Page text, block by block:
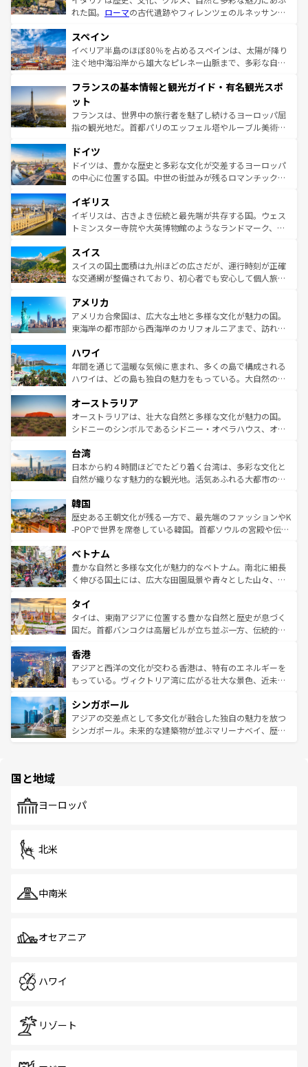
れた国。 ローマの古代遺跡やフィレンツェのルネッサンス
ろん、トスカーナの美しい田園風景やアマルフィ海岸の絶
景など、自然景観も見逃せない。観光の合間には、本場の
ピザやパスタなど、絶品のイタリア料理を堪能することも
ませてくれるイタリアで、忘れられない旅をしてみよう！
なお、新着のイタリア情報は
しい。
スペイン
イベリア半島のほぼ80％を占めるスペインは、太陽が降り
注ぐ地中海沿岸から雄大なピレネー山脈まで、多彩な自然
文化が根付くこの国では、情熱的なフラメンコ、熱気あふ
れる闘牛、そして美味しいタパスが生活の一部となってい
る。首都マドリードの洗練された雰囲気や、バルセロナの
アートに溢れた街角から、地方では古代ローマ遺跡や中世
せる。地方によって風土や気候が異なるスペインはその個
性で訪れる人を魅了する。 なお、新着のスペイン情報は コ
ンテンツ一覧を参照してほしい。
フランスの基本情報と観光ガイド・有名観光スポ
ット
フランスは、世界中の旅行者を魅了し続けるヨーロッパ屈
指の観光地だ。首都パリのエッフェル塔やルーブル美術館
で、幅広い魅力が詰まっている。華麗な宮殿、歴史的な大
聖堂、美しいビーチ、そして豊かな自然が、訪れる者を心
から魅了する。また、フランスは美食の国としても知ら
いる。シャンパンの発祥地であるランス、プロヴァンスの
香り高いラベンダー畑など、多彩な楽しみ方が可能だ。さ
らに、パリ以外の地域にも魅力が溢れており、どの街角に
れる地方に足を運ぶとそれぞれで全く異なる文化を体験で
きるだろう。 なお、新着のフランス情報はコンテンツ一覧
を参照してほしい。
ドイツ
ドイツは、豊かな歴史と多彩な文化が交差するヨーロッパ
の中心に位置する国。中世の街並みが残るロマンチック街
顔を持つこの国は、どこを歩いても飽きることがない。ベ
ルリンの文化的活気、バイエルン州のアルプスの絶景、そ
してライン川沿いのワイン畑といった風景は必見。ビール
は、お酒好きな人にはぜひ体験してほしい。 なお、新着の
ドイツ情報はコンテンツ一覧を参照してほしい。
イギリス
イギリスは、古きよき伝統と最先端が共存する国。ウェス
トミンスター寺院や大英博物館のようなランドマーク、歴
リアごとに異なる魅力がある。また、優雅なアフタヌーン
ティー、ビール好きにはたまらない英国パブ、サッカー観
戦など、本場だからこそできる体験も豊富。イギリスを旅
ンツ一覧を参照してほしい。
スイス
スイスの国土面積は九州ほどの広さだが、運行時刻が正確
な交通網が整備されており、初心者でも安心して個人旅行
の建物がそのまま残る町や、スイスならではのユニークな
博物館もあり、アルプス観光だけでなく町歩きも満喫する
ことができる。国民の所得が高いため物価も高いが、旅行
ば市内交通費無料で観光を楽しむこともできる。 なお、新
着のスイス情報はコンテンツ一覧 を参照してほしい。
アメリカ
アメリカ合衆国は、広大な土地と多様な文化が魅力の国。
東海岸の都市部から西海岸のカリフォルニアまで、訪れる
のような巨大都市は、観光、ショッピング、エンターテイ
ンメントが詰まった刺激的なスポットだ。一方、アメリカ
西部には大自然が広がり、グランドキャニオンやイエロー
部のニューオーリンズでは、音楽と美食が融合した独特の
文化が魅力。旅行者はアメリカの各地域で異なる魅力を楽
しみながら、その多様性と豊かな歴史を感じることができ
ならではの贅沢な旅のスタイルだ。 なお、新着のアメリカ
情報はコンテンツ一覧を参照してほしい。
ハワイ
年間を通じて温暖な気候に恵まれ、多くの島で構成される
ハワイは、どの島も独自の魅力をもっている。大自然の神
ワイ島は見逃せない。また、定番の観光地といえばオアフ
島だが、静かな自然を求めるならマウイ島やカウアイ島が
おすすめ。エメラルドグリーンに輝く海をはじめ、豊かな
れるおもてなしの心で訪れる人々を迎えてくれるハワイの
人々、おいしいローカルフードやハワイアンミュージッ
ク、伝統的なフラダンスなど、すべてがハワイの魅力を彩
ワイを、存分に味わってほしい。 なお、新着のハワイ情報
はコンテンツ一覧を参照してほしい。
オーストラリア
オーストラリアは、壮大な自然と多様な文化が魅力の国。
シドニーのシンボルであるシドニー・オペラハウス、オー
リアリーフや大陸中央部にそびえるウルル（エアーズロッ
ク）、タスマニアの美しい原生林やケアンズの熱帯雨林な
ど、見どころがたくさん。また、カフェやワイン、オージ
いる。アクティビティも充実しており、サーフィンやダイ
ビング、ハイキングなど、アウトドア好きにはたまらな
い。オーストラリアの多彩な魅力を存分に味わいつくそ
参照してほしい。
台湾
日本から約４時間ほどでたどり着く台湾は、多彩な文化と
自然が織りなす魅力的な観光地。活気あふれる大都市の台
ン）、静ひつな山岳地帯である台湾東部など、都市の喧騒
と山間の静けさが共存しており、訪れる人に新しい発見と
驚きをもたらしてくれる。また、奥深い台湾の食文化も魅
容にもいいと評判のスイーツなど、バラエティ豊かな料理
が味わえる。 なお、新着の台湾情報は コンテンツ一覧を参
照してほしい。
韓国
歴史ある王朝文化が残る一方で、最先端のファッションやK
-POPで世界を席巻している韓国。首都ソウルの宮殿や伝統
き、地方に足を延ばせば四季折々の自然美を楽しむことが
できる。そして、キムチや焼肉、絶品のストリートフード
まで、さまざまな韓国料理が待っている。夜には、韓国な
リティに包まれながら、韓国の多彩な魅力を心ゆくまで味
わってみてほしい。 なお、新着の韓国情報はコンテンツ一
覧を参照してほしい。
ベトナム
豊かな自然と多様な文化が魅力的なベトナム。南北に細長
く伸びる国土には、広大な田園風景や青々とした山々、世
急速な発展と共に伝統が息づく。ハノイの古い町並みやホ
ーチミン市のフランス統治時代の建物も、独特の雰囲気を
醸し出している。また、バラエティの豊かさとおいしさで
とつ。フォーやバインミー、ベトナムコーヒーなどは、ぜ
ひ現地で味わいたい。どの地域を訪れてもあたたかい人々
が旅行者を迎えてくれるので、きっと忘れられない旅にな
参照してほしい。
タイ
タイは、東南アジアに位置する豊かな自然と歴史が息づく
国だ。首都バンコクは高層ビルが立ち並ぶ一方、伝統的な
の活気が交差している。北部ではチェンマイなどの山岳地
帯で自然と触れ合い、南部ではプーケットやクラビの美し
いビーチでリゾート気分を楽しむことができる。タイ料理
激する。気候は一年中温暖で、どの季節にも異なる楽しみ
が待っている。親しみやすいタイの人々、仏教を中心とし
た文化、そして多様な観光資源が、訪れる旅人を魅了し続
香港
アジアと西洋の文化が交わる香港は、特有のエネルギーを
もっている。ヴィクトリア湾に広がる壮大な景色、近未来
み、どこを訪れても感動するはず。観光スポットが密集し
ており、効率よく見どころを回れるのも魅力。息をのむよ
うな絶景から文化的な体験まで、香港を存分に楽しみ尽く
シンガポール
アジアの交差点として多文化が融合した独自の魅力を放つ
シンガポール。未来的な建築物が並ぶマリーナベイ、歴史
で、ホーカーズは地元の風情を楽しめる外せないスポット
国と地域
ヨーロッパ
北米
中南米
オセアニア
ハワイ
リゾート